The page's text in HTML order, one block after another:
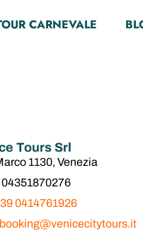
CARNEVALE
delle
Tours Srl
1130, Venezia
04351870276
0414761926